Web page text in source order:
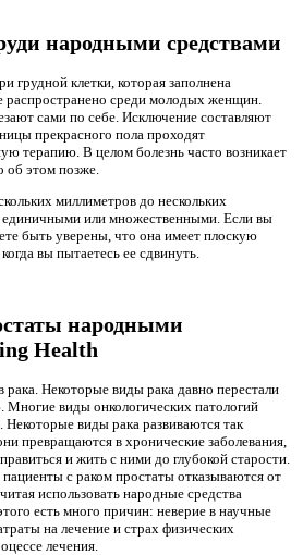
народными средствами
грудной клетки, которая заполнена
распространено среди молодых женщин.
сами по себе. Исключение составляют
прекрасного пола проходят
терапию. В целом болезнь часто возникает
об этом позже.
миллиметров до нескольких
или множественными. Если вы
быть уверены, что она имеет плоскую
вы пытаетесь ее сдвинуть.
народными
Health
Некоторые виды рака давно перестали
Многие виды онкологических патологий
Некоторые виды рака развиваются так
превращаются в хронические заболевания,
и жить с ними до глубокой старости.
с раком простаты отказываются от
использовать народные средства
есть много причин: неверие в научные
на лечение и страх физических
лечения.